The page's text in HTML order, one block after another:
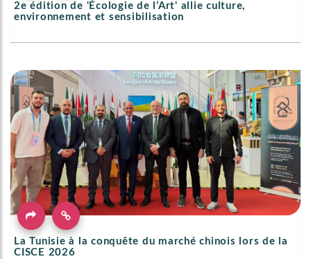
2e édition de 'Écologie de l’Art' allie culture,
environnement et sensibilisation
La Tunisie à la conquête du marché chinois lors de la
CISCE 2026